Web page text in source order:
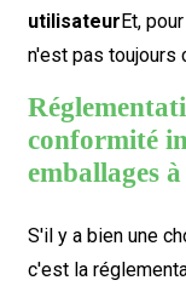
utilisateurEt,
n'est pas toujours
conformité
emballages
S'il y a bien une
c'est la